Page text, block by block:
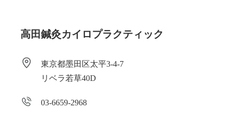
高田鍼灸カイロプラクティック
東京都墨田区太平3-4-7
リベラ若草40D
03-6659-2968